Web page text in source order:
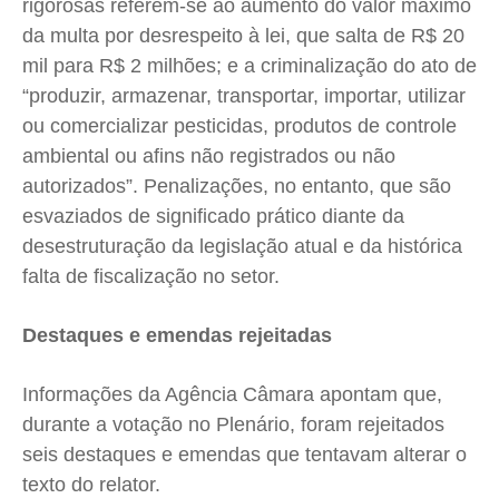
rigorosas referem-se ao aumento do valor máximo
da multa por desrespeito à lei, que salta de R$ 20
mil para R$ 2 milhões; e a criminalização do ato de
“produzir, armazenar, transportar, importar, utilizar
ou comercializar pesticidas, produtos de controle
ambiental ou afins não registrados ou não
autorizados”. Penalizações, no entanto, que são
esvaziados de significado prático diante da
desestruturação da legislação atual e da histórica
falta de fiscalização no setor.
Destaques e emendas rejeitadas
Informações da Agência Câmara apontam que,
durante a votação no Plenário, foram rejeitados
seis destaques e emendas que tentavam alterar o
texto do relator.